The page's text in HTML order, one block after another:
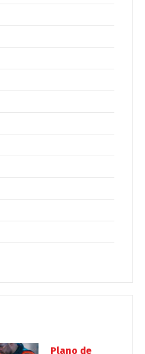
Plano de